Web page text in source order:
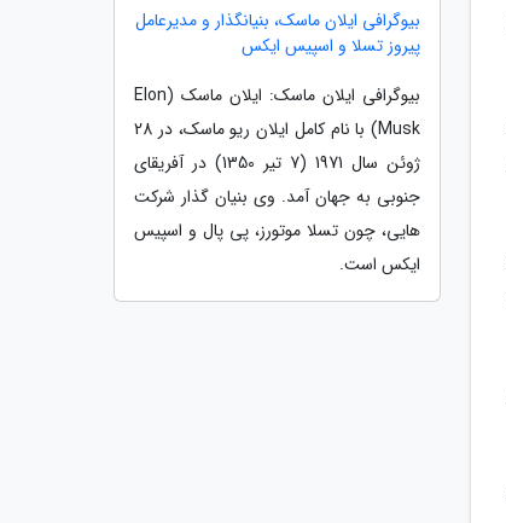
بیوگرافی ایلان ماسک، بنیانگذار و مدیرعامل
پیروز تسلا و اسپیس ایکس
بیوگرافی ایلان ماسک: ایلان ماسک (Elon
Musk) با نام کامل ایلان ریو ماسک، در 28
ژوئن سال 1971 (7 تیر 1350) در آفریقای
جنوبی به جهان آمد. وی بنیان گذار شرکت
هایی، چون تسلا موتورز، پی پال و اسپیس
ایکس است.